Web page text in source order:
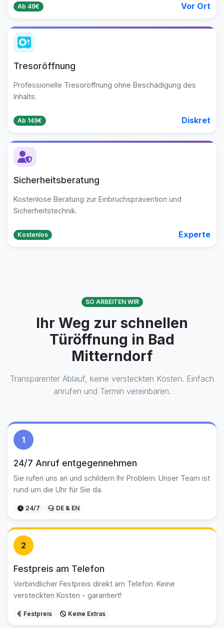
Ab 49€ Vor Ort
Tresoröffnung
Professionelle Tresoröffnung ohne Beschädigung des
Inhalts.
Ab 149€ Diskret
Sicherheitsberatung
Kostenlose Beratung zur Einbruchsprävention und
Sicherheitstechnik.
Kostenlos Experte
SO ARBEITEN WIR
Ihr Weg zur schnellen
Türöffnung in Bad
Mitterndorf
Transparenter Ablauf, keine versteckten Kosten. Einfach
anrufen und Termin vereinbaren.
1
24/7 Anruf entgegennehmen
Sie rufen uns an und schildern Ihr Problem. Unser Team ist
rund um die Uhr für Sie da.
24/7 DE & EN
2
Festpreis am Telefon
Verbindlicher Festpreis direkt am Telefon. Keine
versteckten Kosten - garantiert!
Festpreis Keine Extras